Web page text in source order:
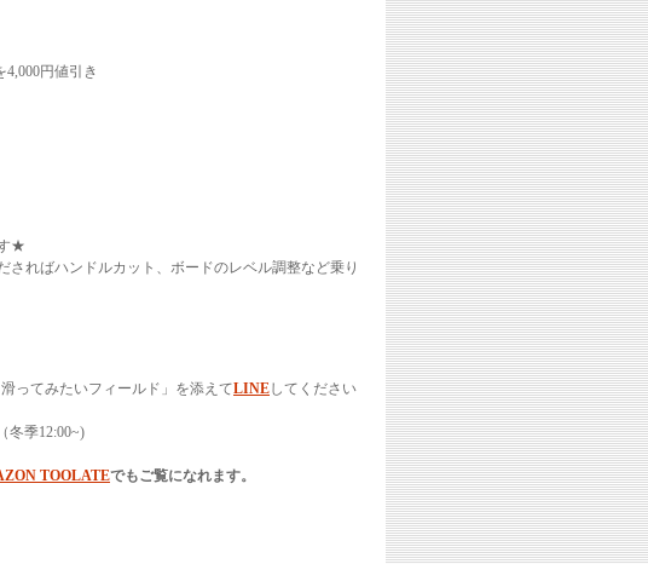
円値引き
★
ればハンドルカット、ボードのレベル調整など乗り
ってみたいフィールド」を添えてLINEしてください
冬季12:00~)
TOOLATEでもご覧になれます。